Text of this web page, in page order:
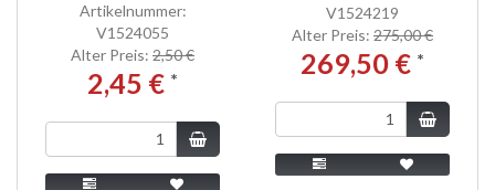
Artikelnummer:
V1524055
Alter Preis: 2,50 €
2,45 € *
V1524219
Alter Preis: 275,00 €
269,50 € *